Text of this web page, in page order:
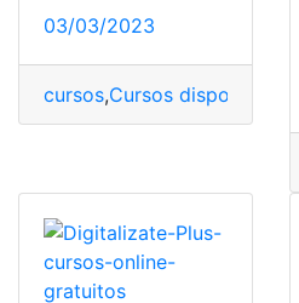
03/03/2023
cursos,Cursos disponibles